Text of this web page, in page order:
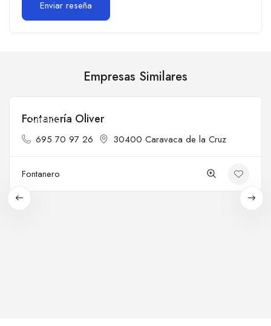
Empresas Similares
Cerrado
Fontanería Oliver
695 70 97 26 30400 Caravaca de la Cruz
Fontanero